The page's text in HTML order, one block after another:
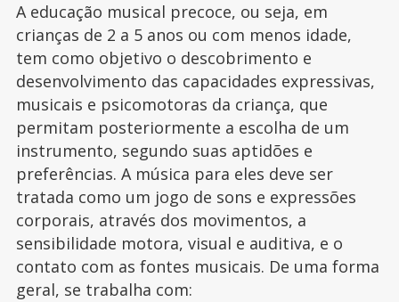
A educação musical precoce, ou seja, em
crianças de 2 a 5 anos ou com menos idade,
tem como objetivo o descobrimento e
desenvolvimento das capacidades expressivas,
musicais e psicomotoras da criança, que
permitam posteriormente a escolha de um
instrumento, segundo suas aptidões e
preferências. A música para eles deve ser
tratada como um jogo de sons e expressões
corporais, através dos movimentos, a
sensibilidade motora, visual e auditiva, e o
contato com as fontes musicais. De uma forma
geral, se trabalha com: